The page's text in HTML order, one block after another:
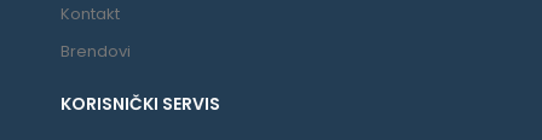
Kontakt
Brendovi
KORISNIČKI SERVIS